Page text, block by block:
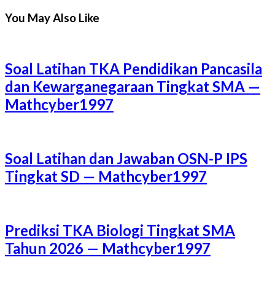
You May Also Like
Soal Latihan TKA Pendidikan Pancasila
dan Kewarganegaraan Tingkat SMA —
Mathcyber1997
Soal Latihan dan Jawaban OSN-P IPS
Tingkat SD — Mathcyber1997
Prediksi TKA Biologi Tingkat SMA
Tahun 2026 — Mathcyber1997